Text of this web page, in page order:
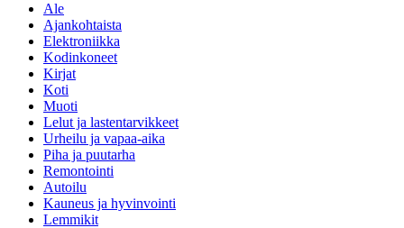
Ale
Ajankohtaista
Elektroniikka
Kodinkoneet
Kirjat
Koti
Muoti
Lelut ja lastentarvikkeet
Urheilu ja vapaa-aika
Piha ja puutarha
Remontointi
Autoilu
Kauneus ja hyvinvointi
Lemmikit